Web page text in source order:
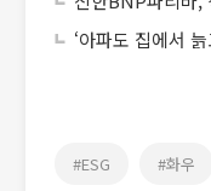
‘아파도 집에서
#ESG #화우